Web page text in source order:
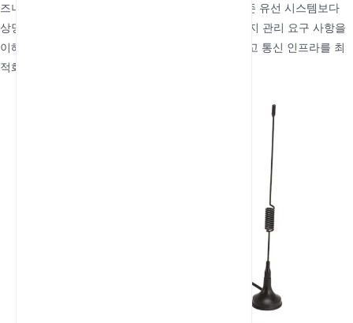
즈니스, 원격지 또는 산업 응용 분야에서 FCT는 기존 유선 시스템보다
상당한 이점을 제공합니다. FCT의 기능, 장점 및 유지 관리 요구 사항을
이해함으로써 사용자는 정보에 입각한 결정을 내리고 통신 인프라를 최
적화할 수 있습니다.